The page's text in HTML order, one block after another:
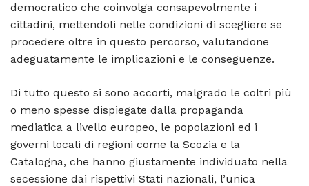
democratico che coinvolga consapevolmente i
cittadini, mettendoli nelle condizioni di scegliere se
procedere oltre in questo percorso, valutandone
adeguatamente le implicazioni e le conseguenze.
Di tutto questo si sono accorti, malgrado le coltri più
o meno spesse dispiegate dalla propaganda
mediatica a livello europeo, le popolazioni ed i
governi locali di regioni come la Scozia e la
Catalogna, che hanno giustamente individuato nella
secessione dai rispettivi Stati nazionali, l’unica